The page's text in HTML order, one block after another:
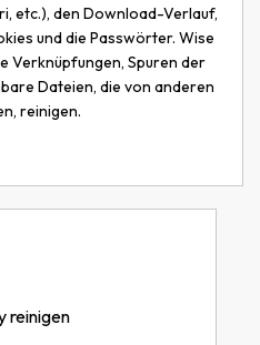
etc.), den Download-Verlauf,
und die Passwörter. Wise
Verknüpfungen, Spuren der
Dateien, die von anderen
reinigen.
reinigen